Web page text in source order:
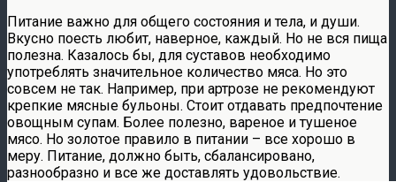
Питание важно для общего состояния и тела, и души.
Вкусно поесть любит, наверное, каждый. Но не вся пища
полезна. Казалось бы, для суставов необходимо
употреблять значительное количество мяса. Но это
совсем не так. Например, при артрозе не рекомендуют
крепкие мясные бульоны. Стоит отдавать предпочтение
овощным супам. Более полезно, вареное и тушеное
мясо. Но золотое правило в питании – все хорошо в
меру. Питание, должно быть, сбалансировано,
разнообразно и все же доставлять удовольствие.